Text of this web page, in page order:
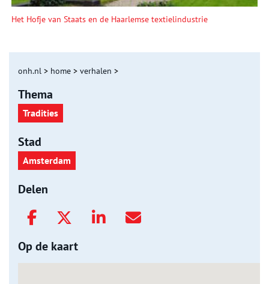
Het Hofje van Staats en de Haarlemse textielindustrie
onh.nl > home > verhalen >
Thema
Tradities
Stad
Amsterdam
Delen
Op de kaart